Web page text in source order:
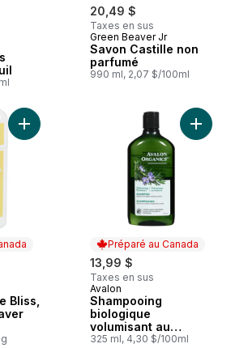
20,49 $
Taxes en sus
Préparé au Canada
Green Beaver Jr
Savon Castille non
parfumé
990 ml, 2,07 $/100ml
Bliss,
Ajouter Antisudorifique Bliss, The Green
Préparé au Canada
13,99 $
Taxes en sus
Préparé au Canada
Avalon
Shampooing
biologique
volumisant au
romarin
325 ml, 4,30 $/100ml